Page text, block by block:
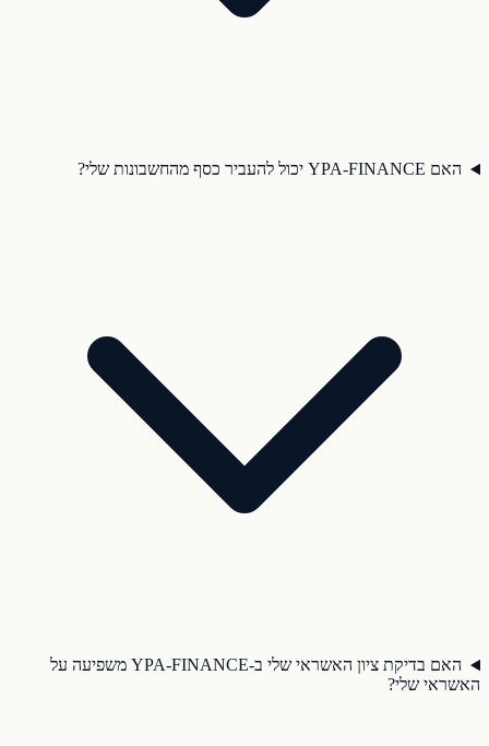
האם YPA-FINANCE יכול להעביר כסף מהחשבונות שלי?
האם בדיקת ציון האשראי שלי ב-YPA-FINANCE משפיעה על
האשראי שלי?